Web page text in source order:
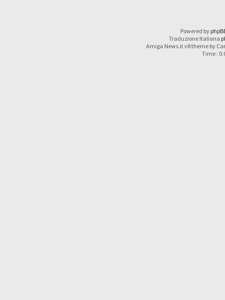
Powered by
Traduzione Italiana
Amiga News.it v8 theme by
Time :